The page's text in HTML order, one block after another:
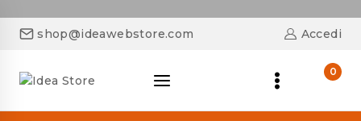
shop@ideawebstore.com Accedi
0